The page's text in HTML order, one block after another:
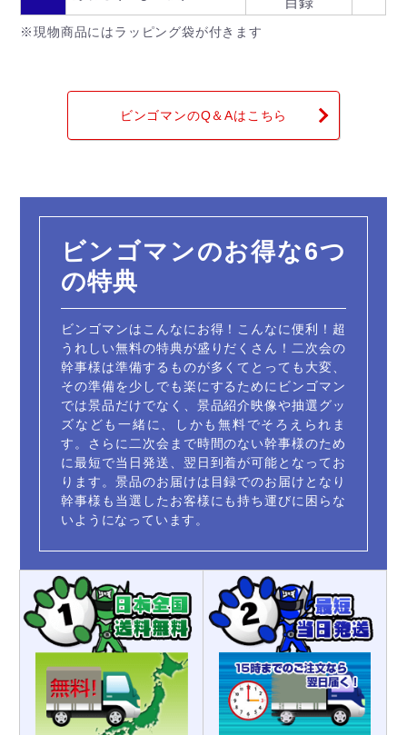
※現物商品にはラッピング袋が付きます
ビンゴマンのQ＆Aはこちら
ビンゴマンのお得な6つ
の特典
ビンゴマンはこんなにお得！こんなに便利！超
うれしい無料の特典が盛りだくさん！二次会の
幹事様は準備するものが多くてとっても大変、
その準備を少しでも楽にするためにビンゴマン
では景品だけでなく、景品紹介映像や抽選グッ
ズなども一緒に、しかも無料でそろえられま
す。さらに二次会まで時間のない幹事様のため
に最短で当日発送、翌日到着が可能となってお
ります。景品のお届けは目録でのお届けとなり
幹事様も当選したお客様にも持ち運びに困らな
いようになっています。